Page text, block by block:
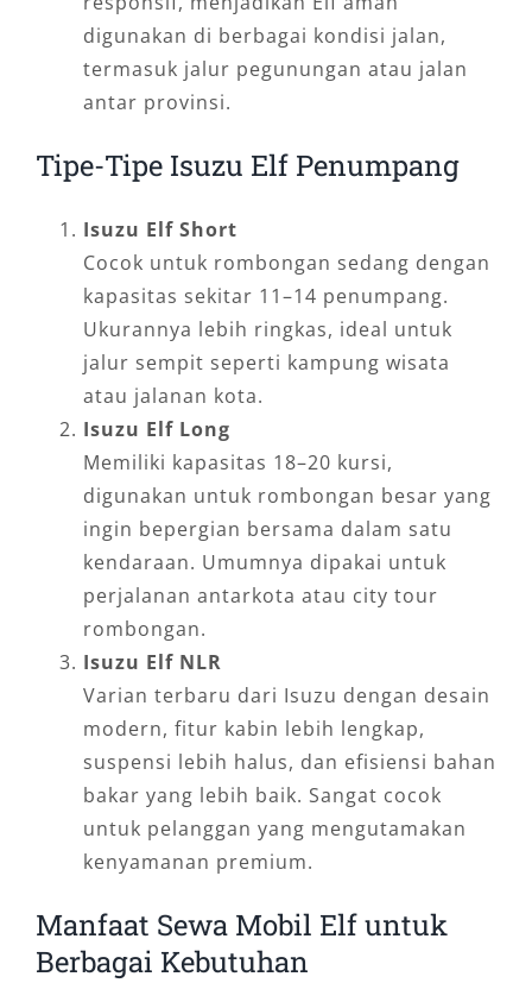
digunakan di berbagai kondisi jalan,
termasuk jalur pegunungan atau jalan
antar provinsi.
Tipe-Tipe Isuzu Elf Penumpang
Isuzu Elf Short
Cocok untuk rombongan sedang dengan
kapasitas sekitar 11–14 penumpang.
Ukurannya lebih ringkas, ideal untuk
jalur sempit seperti kampung wisata
atau jalanan kota.
Isuzu Elf Long
Memiliki kapasitas 18–20 kursi,
digunakan untuk rombongan besar yang
ingin bepergian bersama dalam satu
kendaraan. Umumnya dipakai untuk
perjalanan antarkota atau city tour
rombongan.
Isuzu Elf NLR
Varian terbaru dari Isuzu dengan desain
modern, fitur kabin lebih lengkap,
suspensi lebih halus, dan efisiensi bahan
bakar yang lebih baik. Sangat cocok
untuk pelanggan yang mengutamakan
kenyamanan premium.
Manfaat Sewa Mobil Elf untuk
Berbagai Kebutuhan